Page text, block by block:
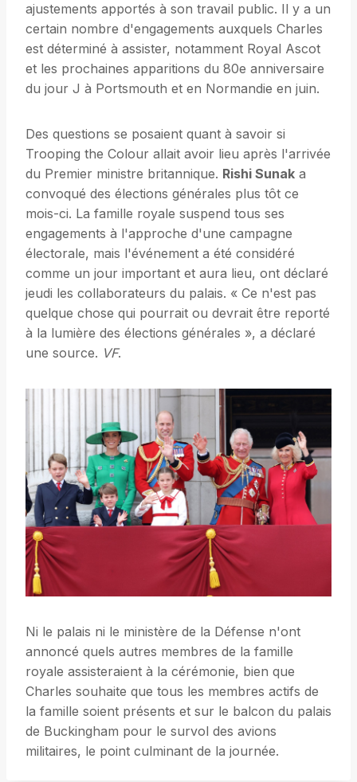
ajustements apportés à son travail public. Il y a un
certain nombre d'engagements auxquels Charles
est déterminé à assister, notamment Royal Ascot
et les prochaines apparitions du 80e anniversaire
du jour J à Portsmouth et en Normandie en juin.
Des questions se posaient quant à savoir si
Trooping the Colour allait avoir lieu après l'arrivée
du Premier ministre britannique. Rishi Sunak a
convoqué des élections générales plus tôt ce
mois-ci. La famille royale suspend tous ses
engagements à l'approche d'une campagne
électorale, mais l'événement a été considéré
comme un jour important et aura lieu, ont déclaré
jeudi les collaborateurs du palais. « Ce n'est pas
quelque chose qui pourrait ou devrait être reporté
à la lumière des élections générales », a déclaré
une source. VF.
Ni le palais ni le ministère de la Défense n'ont
annoncé quels autres membres de la famille
royale assisteraient à la cérémonie, bien que
Charles souhaite que tous les membres actifs de
la famille soient présents et sur le balcon du palais
de Buckingham pour le survol des avions
militaires, le point culminant de la journée.